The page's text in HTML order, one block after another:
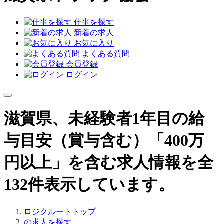
仕事を探す
新着の求人
お気に入り
よくある質問
会員登録
ログイン
滋賀県、未経験者1年目の給
与目安（賞与含む）「400万
円以上」を含む求人情報を全
132件表示しています。
ロジクルートトップ
の求人を探す